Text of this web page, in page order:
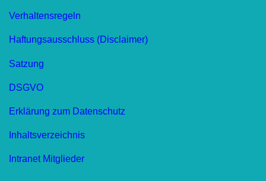
Verhaltensregeln
Haftungsausschluss (Disclaimer)
Satzung
DSGVO
Erklärung zum Datenschutz
Inhaltsverzeichnis
Intranet Mitglieder